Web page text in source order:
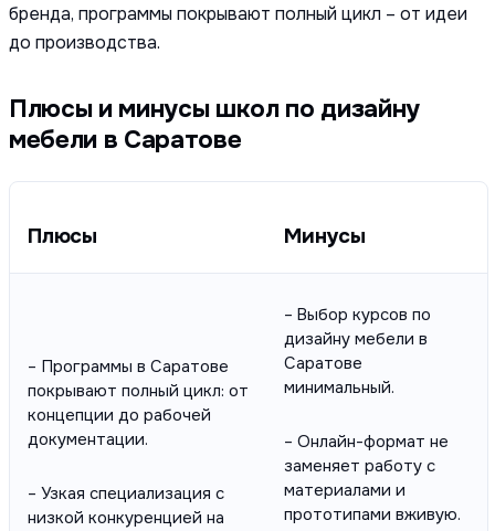
бренда, программы покрывают полный цикл – от идеи
до производства.
Плюсы и минусы школ по дизайну
мебели в Саратове
Плюсы Минусы
– Программы в Саратове
покрывают полный цикл: от
концепции до рабочей
документации.
– Узкая специализация с
низкой конкуренцией на
– Выбор курсов по
дизайну мебели в
Саратове
минимальный.
– Онлайн-формат не
заменяет работу с
материалами и
прототипами вживую.